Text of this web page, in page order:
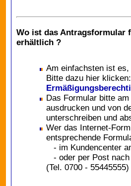
Wo ist das Antragsformular
erhältlich ?
Am einfachsten ist
Bitte dazu hier
Das Formular bitte
ausdrucken und von
unterschreiben und
Wer das Internet-
entsprechende
- im Kundencenter
- oder per Post nach
(Tel. 0700 - 55445555)